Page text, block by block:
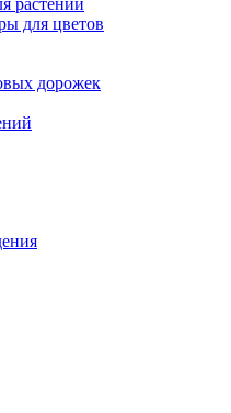
растений
для цветов
дорожек